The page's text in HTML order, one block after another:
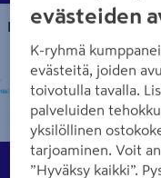
Maksutavat
Asiakkuus
evästeiden
K-ryhmä
evästeitä, joiden
toivotulla tavalla.
palveluiden
yksilöllinen
tarjoaminen. Voit
”Hyväksy kaikki”.